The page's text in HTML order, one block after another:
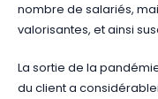
nombre de salariés,
valorisantes, et ainsi
La sortie de la
du client a